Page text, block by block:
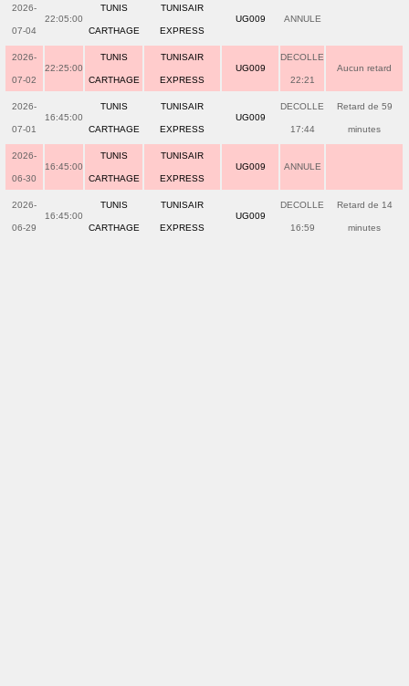
2026-
07-04
22:05:00
TUNIS
CARTHAGE
TUNISAIR
EXPRESS
UG009 ANNULE
2026-
07-02
22:25:00
TUNIS
CARTHAGE
TUNISAIR
EXPRESS
UG009
DECOLLE
22:21
Aucun retard
2026-
07-01
16:45:00
TUNIS
CARTHAGE
TUNISAIR
EXPRESS
UG009
DECOLLE
17:44
Retard de 59
minutes
2026-
06-30
16:45:00
TUNIS
CARTHAGE
TUNISAIR
EXPRESS
UG009 ANNULE
2026-
06-29
16:45:00
TUNIS
CARTHAGE
TUNISAIR
EXPRESS
UG009
DECOLLE
16:59
Retard de 14
minutes